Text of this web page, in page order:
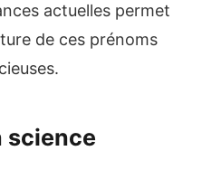
actuelles permet
de ces prénoms
science